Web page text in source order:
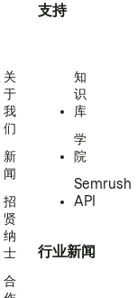
关
于
我
们
新
闻
招
贤
纳
士
合
支持
知
识
库
学
院
Semrush
API
行业新闻